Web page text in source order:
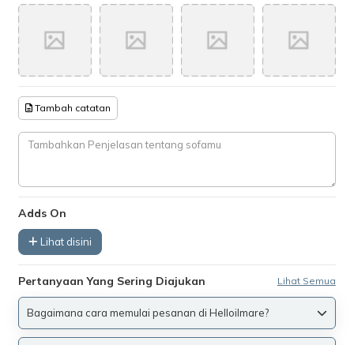
Tambah catatan
Adds On
Lihat disini
Pertanyaan Yang Sering Diajukan Lihat Semua
Bagaimana cara memulai pesanan di Helloilmare?